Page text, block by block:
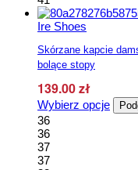
Ire Shoes
Skórzane kapcie
bolące stopy
139.00zł
Wybierz opcje Ten
36
36
37
37